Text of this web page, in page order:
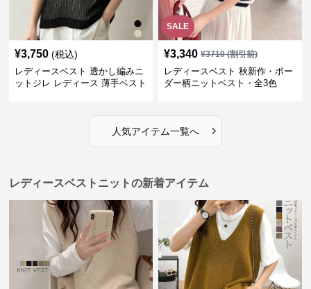
¥3,750 (税込)
レディースベスト 透かし編みニ
ットジレ レディース 薄手ベスト
SALE
¥3,340 ¥3710(割引前)
レディースベスト 秋新作・ボー
ダー柄ニットベスト・全3色
人気アイテム一覧へ ›
レディースベストニットの新着アイテム